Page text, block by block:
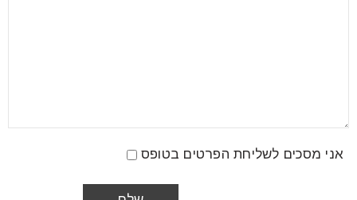
אני מסכים לשליחת הפרטים בטופס